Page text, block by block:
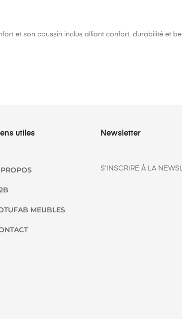
et son coussin inclus alliant confort, durabilité et
utiles
MEUBLES
Newsletter
S’INSCRIRE À LA